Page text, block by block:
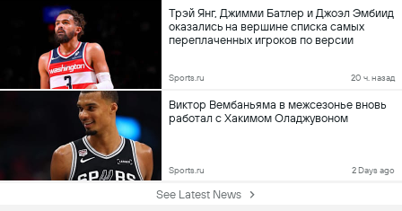
Трэй Янг, Джимми Батлер и Джоэл Эмбиид
оказались на вершине списка самых
переплаченных игроков по версии
Sports.ru 20 ч. назад
Виктор Вембаньяма в межсезонье вновь
работал с Хакимом Оладжувоном
Sports.ru 2 Days ago
See Latest News